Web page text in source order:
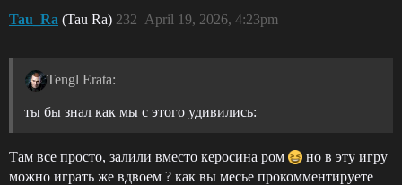
Tau_Ra (Tau Ra) April 19, 2026, 4:23pm
232
Tengl Erata:
ты бы знал как мы с этого удивились:
Там все просто, залили вместо керосина ром
но в эту игру
можно играть же вдвоем ? как вы месье прокомментируете